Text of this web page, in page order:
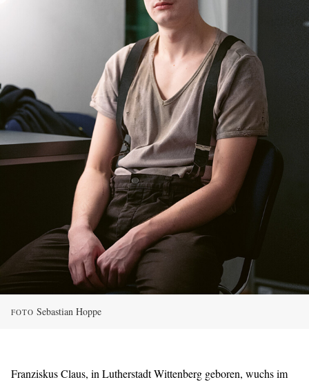
FOTO Sebastian Hoppe
Franziskus Claus, in Lutherstadt Wittenberg geboren, wuchs im